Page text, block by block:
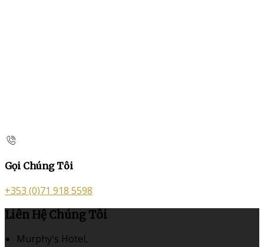
Gọi Chúng Tôi
+353 (0)71 918 5598
Liên Hệ Chúng Tôi
Murphy's Hotel,